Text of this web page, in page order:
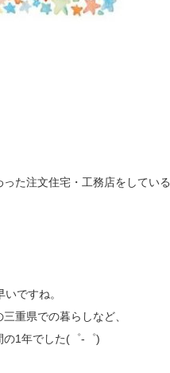
た注文住宅・工務店をしている
ですね。
重県での暮らしなど、
1年でした(゜-゜)